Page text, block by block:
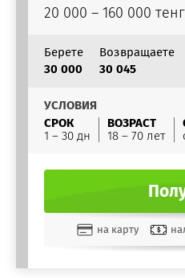
20 000 – 160 000
Берете
30 000
Возвращаете
30 045
УСЛОВИЯ
СРОК
1 – 30 дн
ВОЗРАСТ
18 – 70 лет
на карту